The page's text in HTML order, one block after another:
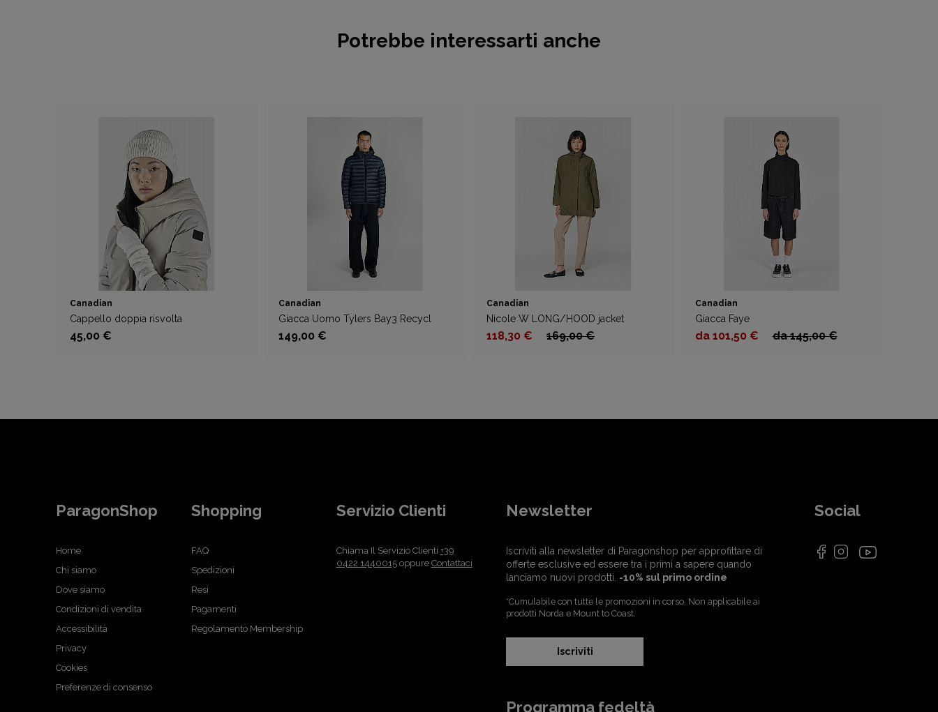
Potrebbe interessarti anche
Canadian
Cappello doppia risvolta
45,00 €
Canadian
Giacca Uomo Tylers Bay3 Recycl
149,00 €
Canadian
Nicole W LONG/HOOD jacket
118,30 € 169,00 €
Canadian
Giacca Faye
da 101,50 € da 145,00 €
ParagonShop
Home
Chi siamo
Dove siamo
Condizioni di vendita
Accessibilità
Privacy
Cookies
Preferenze di consenso
Shopping
FAQ
Spedizioni
Resi
Pagamenti
Regolamento Membership
Servizio Clienti
Chiama Il Servizio Clienti +39
0422 1440015oppure Contattaci
Newsletter
Iscriviti alla newsletter di Paragonshop per approfittare di
offerte esclusive ed essere tra i primi a sapere quando
lanciamo nuovi prodotti. -10% sul primo ordine
*Cumulabile con tutte le promozioni in corso. Non applicabile ai
prodotti Norda e Mount to Coast.
Iscriviti
Programma fedeltà
Social